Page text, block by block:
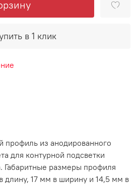
в 1 клик
профиль из анодированного
для контурной подсветки
Габаритные размеры профиля
длину, 17 мм в ширину и 14,5 мм в